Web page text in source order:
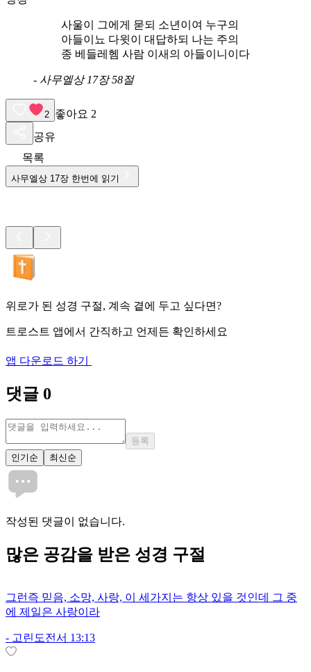
사울이 그에게 묻되 소년이여 누구의
아들이뇨 다윗이 대답하되 나는 주의
종 베들레헴 사람 이새의 아들이니이다
- 사무엘상 17장 58절
2 좋아요 2
공유
목록
사무엘상 17장 한번에 읽기
위로가 된 성경 구절, 계속 곁에 두고 싶다면?
트로스트 앱에서 간직하고 언제든 확인하세요
앱 다운로드 하기
댓글 0
등록
인기순
최신순
작성된 댓글이 없습니다.
많은 공감을 받은 성경 구절
그런즉 믿음, 소망, 사랑, 이 세가지는 항상 있을 것인데 그 중
에 제일은 사랑이라
- 고린도전서 13:13